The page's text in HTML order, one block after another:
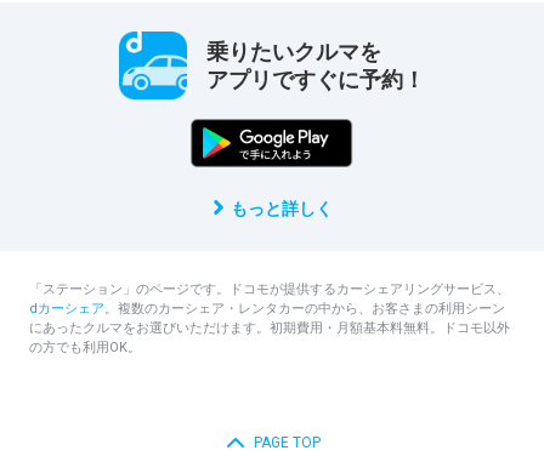
乗りたいクルマを
アプリですぐに予約！
もっと詳しく
「ステーション」のページです。ドコモが提供するカーシェアリングサービス、
dカーシェア。複数のカーシェア・レンタカーの中から、お客さまの利用シーン
にあったクルマをお選びいただけます。初期費用・月額基本料無料。ドコモ以外
の方でも利用OK。
PAGE TOP